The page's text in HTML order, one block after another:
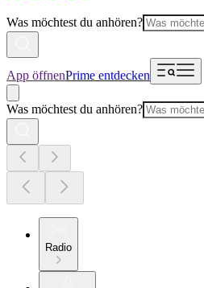
Was möchtest du anhören?
App öffnenPrime entdecken
Was möchtest du anhören?
Radio